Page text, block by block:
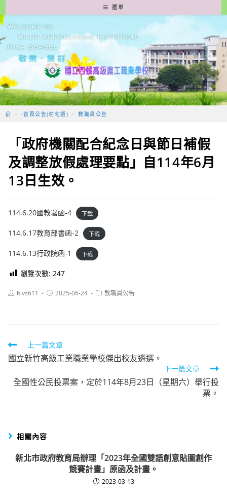
轉
至
要
容
選單
> -首頁公告(勿勾選) > 教職員公告
「政府機關配合紀念日與節日補假
及調整放假處理要點」自114年6月
13日生效。
114.6.20國教署函-4 下載
114.6.17教育部書函-2 下載
114.6.13行政院函-1 下載
瀏覽次數: 247
Posthlvs611
Post2025-06-24
Post教職員公告
Read
more
articles
上一篇文章
國立新竹高級工業職業學校傑出校友遴選。
下一篇文章
全國性公民投票案，定於114年8月23日（星期六）舉行投
票。
相關內容
新北市政府教育局辦理「2023年全國雙語創意貼圖創作
競賽計畫」原函及計畫。
2023-03-13